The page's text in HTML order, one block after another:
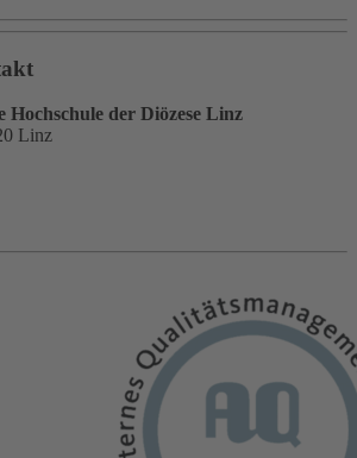
Hochschule der Diözese Linz
Linz